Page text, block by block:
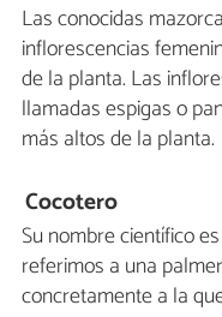
Las conocidas
inflorescencias
de la planta. Las
llamadas espigas o
más altos de la planta.
Cocotero
Su nombre científico es
referimos a una
concretamente a la